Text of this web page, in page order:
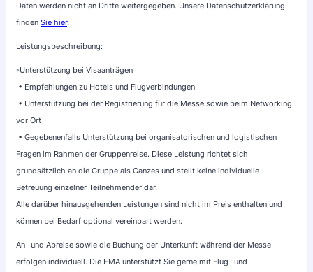
Daten werden nicht an Dritte weitergegeben. Unsere Datenschutzerklärung
finden Sie hier.
Leistungsbeschreibung:
-Unterstützung bei Visaanträgen
• Empfehlungen zu Hotels und Flugverbindungen
• Unterstützung bei der Registrierung für die Messe sowie beim Networking
vor Ort
• Gegebenenfalls Unterstützung bei organisatorischen und logistischen
Fragen im Rahmen der Gruppenreise. Diese Leistung richtet sich
grundsätzlich an die Gruppe als Ganzes und stellt keine individuelle
Betreuung einzelner Teilnehmender dar.
Alle darüber hinausgehenden Leistungen sind nicht im Preis enthalten und
können bei Bedarf optional vereinbart werden.
An- und Abreise sowie die Buchung der Unterkunft während der Messe
erfolgen individuell. Die EMA unterstützt Sie gerne mit Flug- und